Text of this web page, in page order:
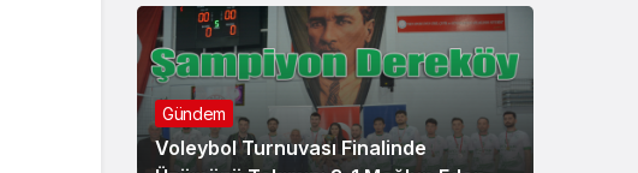
Gündem
Voleybol Turnuvası Finalinde